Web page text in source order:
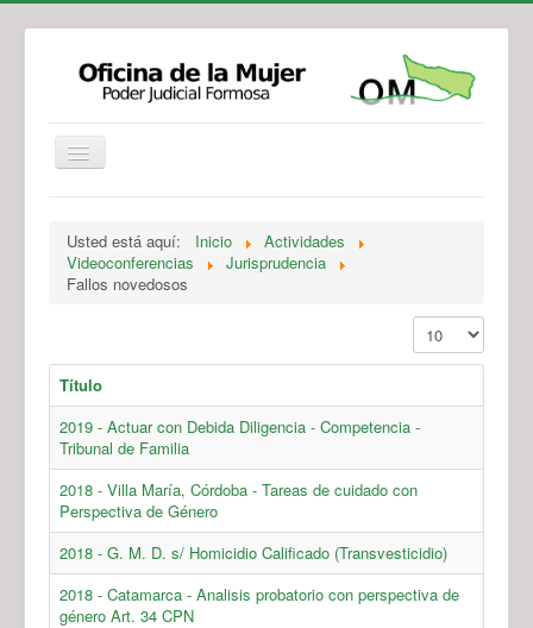
Legislación
Novedades
Recursos y Servicios de Atención
Usted está aquí: Inicio
Actividades
Videoconferencias
Jurisprudencia
Fallos novedosos
Mostrar #
Título
2019 - Actuar con Debida Diligencia - Competencia -
Tribunal de Familia
2018 - Villa María, Córdoba - Tareas de cuidado con
Perspectiva de Género
2018 - G. M. D. s/ Homicidio Calificado (Transvesticidio)
2018 - Catamarca - Analisis probatorio con perspectiva de
género Art. 34 CPN